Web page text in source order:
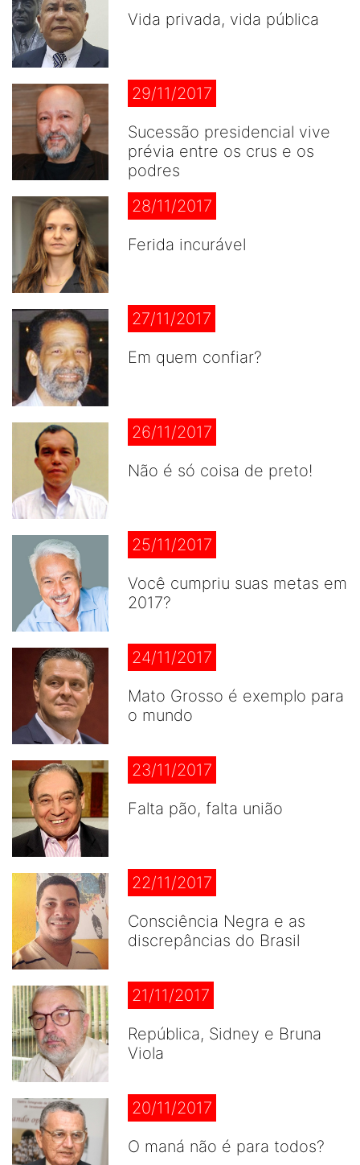
Vida privada, vida pública
29/11/2017
Sucessão presidencial vive
prévia entre os crus e os
podres
28/11/2017
Ferida incurável
27/11/2017
Em quem confiar?
26/11/2017
Não é só coisa de preto!
25/11/2017
Você cumpriu suas metas em
2017?
24/11/2017
Mato Grosso é exemplo para
o mundo
23/11/2017
Falta pão, falta união
22/11/2017
Consciência Negra e as
discrepâncias do Brasil
21/11/2017
República, Sidney e Bruna
Viola
20/11/2017
O maná não é para todos?